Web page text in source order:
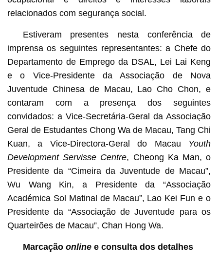
relacionados com segurança social.
Estiveram presentes nesta conferência de
imprensa os seguintes representantes: a Chefe do
Departamento de Emprego da DSAL, Lei Lai Keng
e o Vice-Presidente da Associação de Nova
Juventude Chinesa de Macau, Lao Cho Chon, e
contaram com a presença dos seguintes
convidados: a Vice-Secretária-Geral da Associação
Geral de Estudantes Chong Wa de Macau, Tang Chi
Kuan, a Vice-Directora-Geral do Macau Youth
Development Servisse Centre, Cheong Ka Man, o
Presidente da “Cimeira da Juventude de Macau”,
Wu Wang Kin, a Presidente da “Associação
Académica Sol Matinal de Macau”, Lao Kei Fun e o
Presidente da “Associação de Juventude para os
Quarteirões de Macau”, Chan Hong Wa.
Marcação onlinee consulta dos detalhes